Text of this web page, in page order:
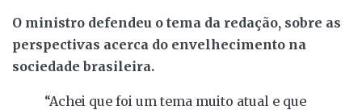
O ministro defendeu o tema da redação, sobre as
perspectivas acerca do envelhecimento na
sociedade brasileira.
“Achei que foi um tema muito atual e que